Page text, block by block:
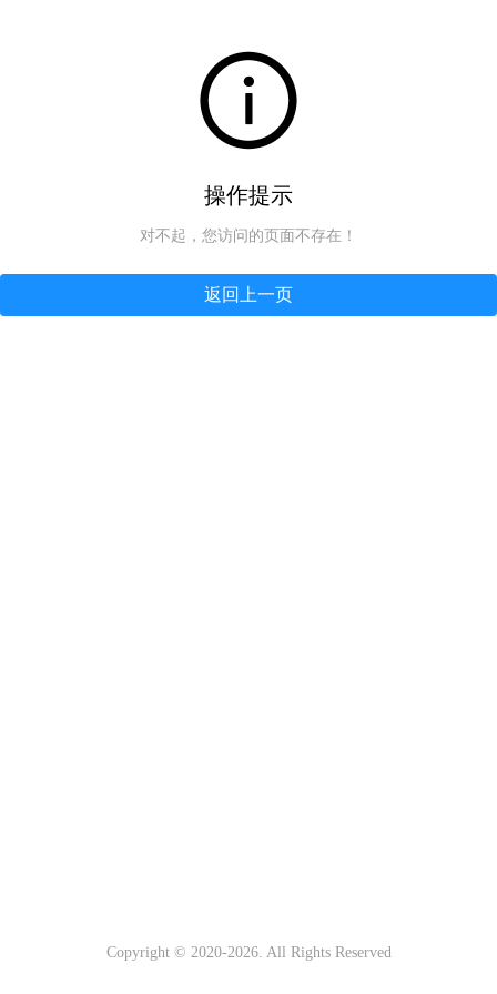
操作提示
对不起，您访问的页面不存在！
返回上一页
Copyright © 2020-2026. All Rights Reserved